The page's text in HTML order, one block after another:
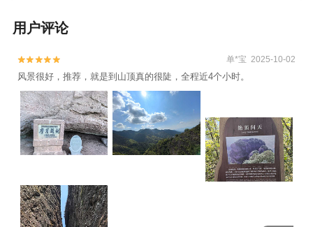
州三毛滑雪乐园+常山石博园+衢州启明星农
园+衢州古城文化旅游区+龙游花海+中国观
赏石博览馆+龙游雷迪森龙山运动驿站+衢州
天王塔沉浸式艺术馆+江郎山峡谷漂流+龙游
湖·骏和水上运动俱乐部+衢州神王谷景区+雪
沐温泉+信安湖夜游+六春湖生态景区+烟雨
江郎景区+衢州古城墙+衢州神农殿+衢州书
院+六春湖索道观光+花牵谷景区玫瑰园+凡
界·星宿高田+江山太阳谷乐园+浙江衢州跳伞
基地+江郎山飞行基地+浸梦水亭门+凹凸户
外越野公园Out To Wild ATV Park+衢州市体
用户评论

 单*宝 2025-10-02
风景很好，推荐，就是到山顶真的很陡，全程近4个小时。